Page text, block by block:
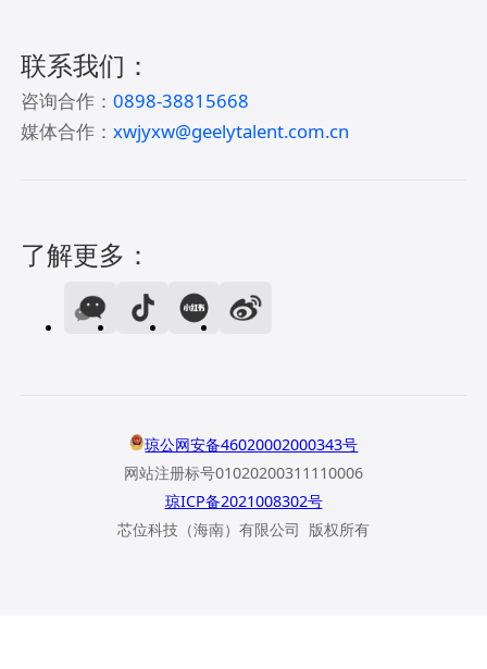
联系我们：
咨询合作：0898-38815668
媒体合作：xwjyxw@geelytalent.com.cn
了解更多：
琼公网安备46020002000343号
网站注册标号01020200311110006
琼ICP备2021008302号
芯位科技（海南）有限公司 版权所有